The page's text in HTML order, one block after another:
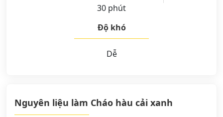
30 phút
Độ khó
Dễ
Nguyên liệu làm Cháo hàu cải xanh